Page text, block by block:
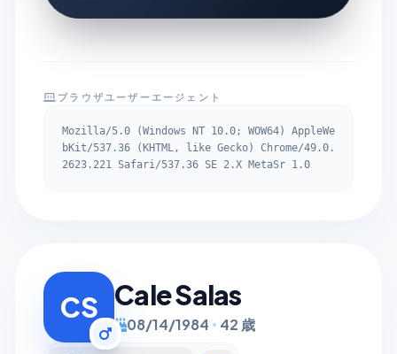
ブラウザユーザーエージェント
Mozilla/5.0 (Windows NT 10.0; WOW64) AppleWe
bKit/537.36 (KHTML, like Gecko) Chrome/49.0.
2623.221 Safari/537.36 SE 2.X MetaSr 1.0
CS Cale Salas
08/14/1984 42 歳